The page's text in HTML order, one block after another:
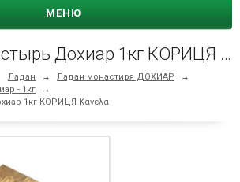
МЕНЮ
ЛАДАН Монастырь Дохиар 1кг КОРИЦЯ Κανελα
Ладан → Ладан монастиря ДОХИАР
→
- 1кг
→
1кг КОРИЦЯ Κανελα